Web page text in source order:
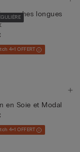
manches longues
4+1 OFFERT
en Soie et Modal
4+1 OFFERT